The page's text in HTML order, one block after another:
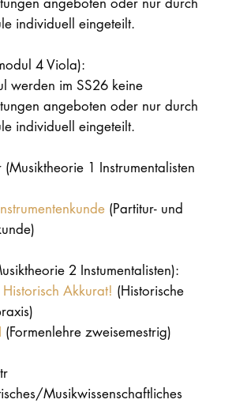
individuell eingeteilt.
4 Viola):
werden im SS26 keine
angeboten oder nur durch
individuell eingeteilt.
(Musiktheorie 1 Instrumentalisten
(Partitur- und
2 Instumentalisten):
Akkurat! (Historische
(Formenlehre zweisemestrig)
Musikwissenschaftliches